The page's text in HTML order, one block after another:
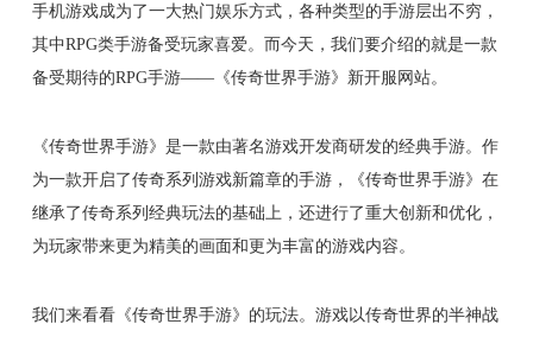
手机游戏成为了一大热门娱乐方式，各种类型的手游层出不穷，
其中RPG类手游备受玩家喜爱。而今天，我们要介绍的就是一款
备受期待的RPG手游——《传奇世界手游》新开服网站。
《传奇世界手游》是一款由著名游戏开发商研发的经典手游。作
为一款开启了传奇系列游戏新篇章的手游，《传奇世界手游》在
继承了传奇系列经典玩法的基础上，还进行了重大创新和优化，
为玩家带来更为精美的画面和更为丰富的游戏内容。
我们来看看《传奇世界手游》的玩法。游戏以传奇世界的半神战